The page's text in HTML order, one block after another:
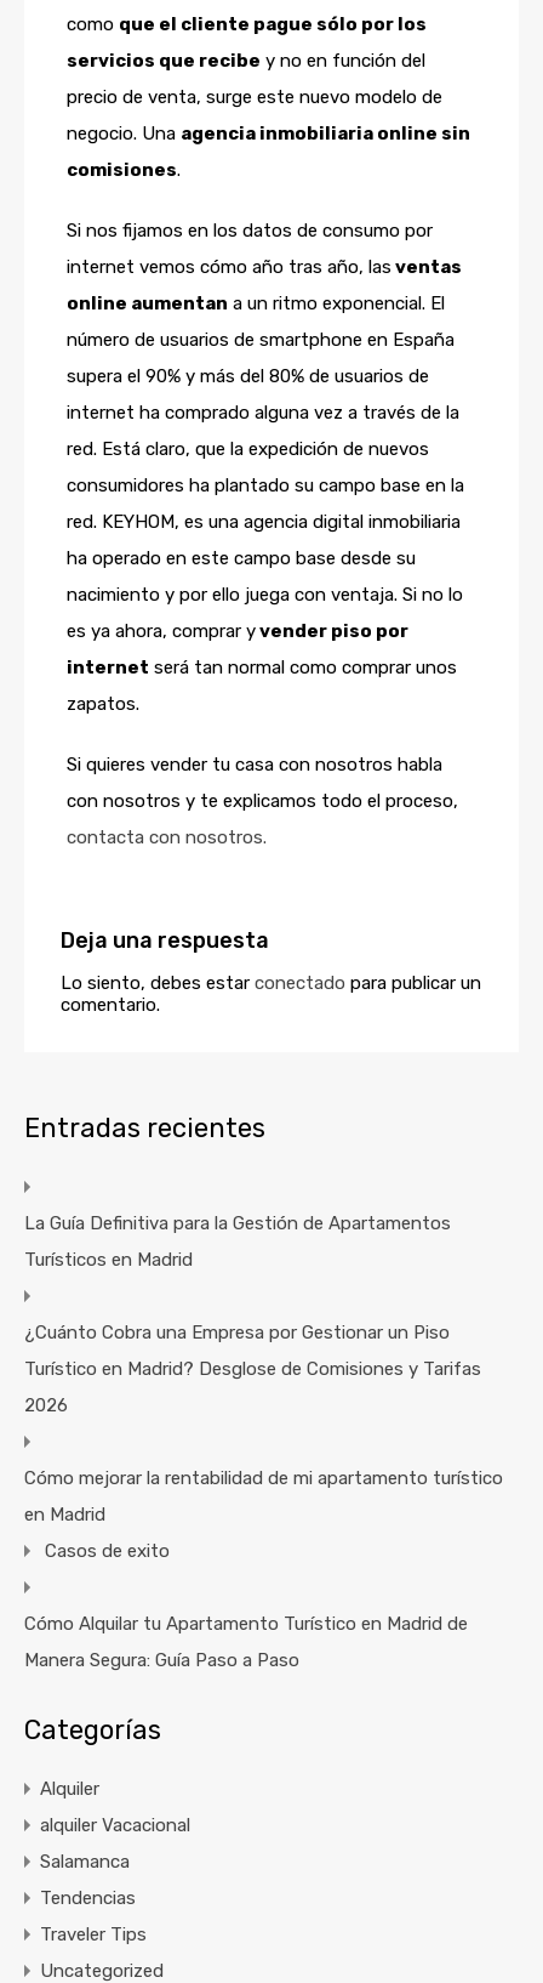
como que el cliente pague sólo por los
servicios que recibe y no en función del
precio de venta, surge este nuevo modelo de
negocio. Una agencia inmobiliaria online sin
comisiones.
Si nos fijamos en los datos de consumo por
internet vemos cómo año tras año, las ventas
online aumentan a un ritmo exponencial. El
número de usuarios de smartphone en España
supera el 90% y más del 80% de usuarios de
internet ha comprado alguna vez a través de la
red. Está claro, que la expedición de nuevos
consumidores ha plantado su campo base en la
red. KEYHOM, es una agencia digital inmobiliaria
ha operado en este campo base desde su
nacimiento y por ello juega con ventaja. Si no lo
es ya ahora, comprar yvender piso por
internet será tan normal como comprar unos
zapatos.
Si quieres vender tu casa con nosotros habla
con nosotros y te explicamos todo el proceso,
contacta con nosotros.
Deja una respuesta
Lo siento, debes estar conectado para publicar un
comentario.
Entradas recientes
La Guía Definitiva para la Gestión de Apartamentos
Turísticos en Madrid
¿Cuánto Cobra una Empresa por Gestionar un Piso
Turístico en Madrid? Desglose de Comisiones y Tarifas
2026
Cómo mejorar la rentabilidad de mi apartamento turístico
en Madrid
Casos de exito
Cómo Alquilar tu Apartamento Turístico en Madrid de
Manera Segura: Guía Paso a Paso
Categorías
Alquiler
alquiler Vacacional
Salamanca
Tendencias
Traveler Tips
Uncategorized